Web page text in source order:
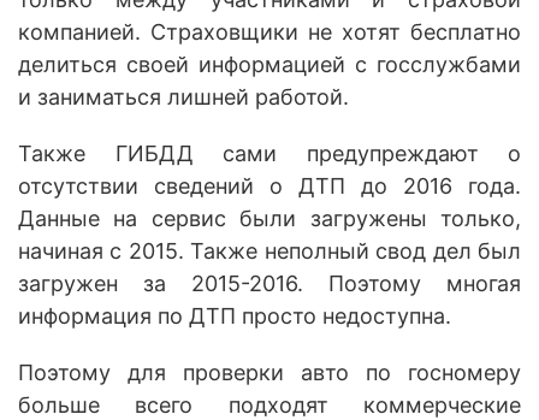
компанией. Страховщики не хотят бесплатно
делиться своей информацией с госслужбами
и заниматься лишней работой.
Также ГИБДД сами предупреждают о
отсутствии сведений о ДТП до 2016 года.
Данные на сервис были загружены только,
начиная с 2015. Также неполный свод дел был
загружен за 2015-2016. Поэтому многая
информация по ДТП просто недоступна.
Поэтому для проверки авто по госномеру
больше всего подходят коммерческие